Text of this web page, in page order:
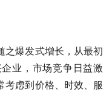
之爆发式增长，从最初
业，市场竞争日益激
考虑到价格、时效、服